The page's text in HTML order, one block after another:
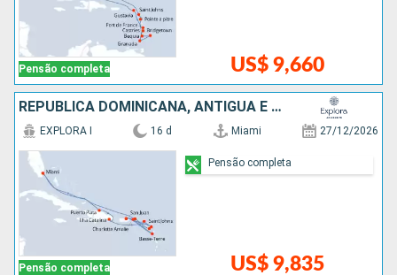
Pensão completa US$ 9,660
REPUBLICA DOMINICANA, ANTIGUA E BARBUDA, PORTO RICO, ESTADOS UNIDOS
Pensão completa
EXPLORA I 16 d Miami 27/12/2026
US$ 9,835
Pensão completa